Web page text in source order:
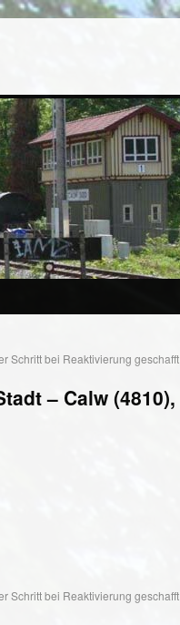
Schritt bei Reaktivierung geschafft
– Calw (4810),
Schritt bei Reaktivierung geschafft